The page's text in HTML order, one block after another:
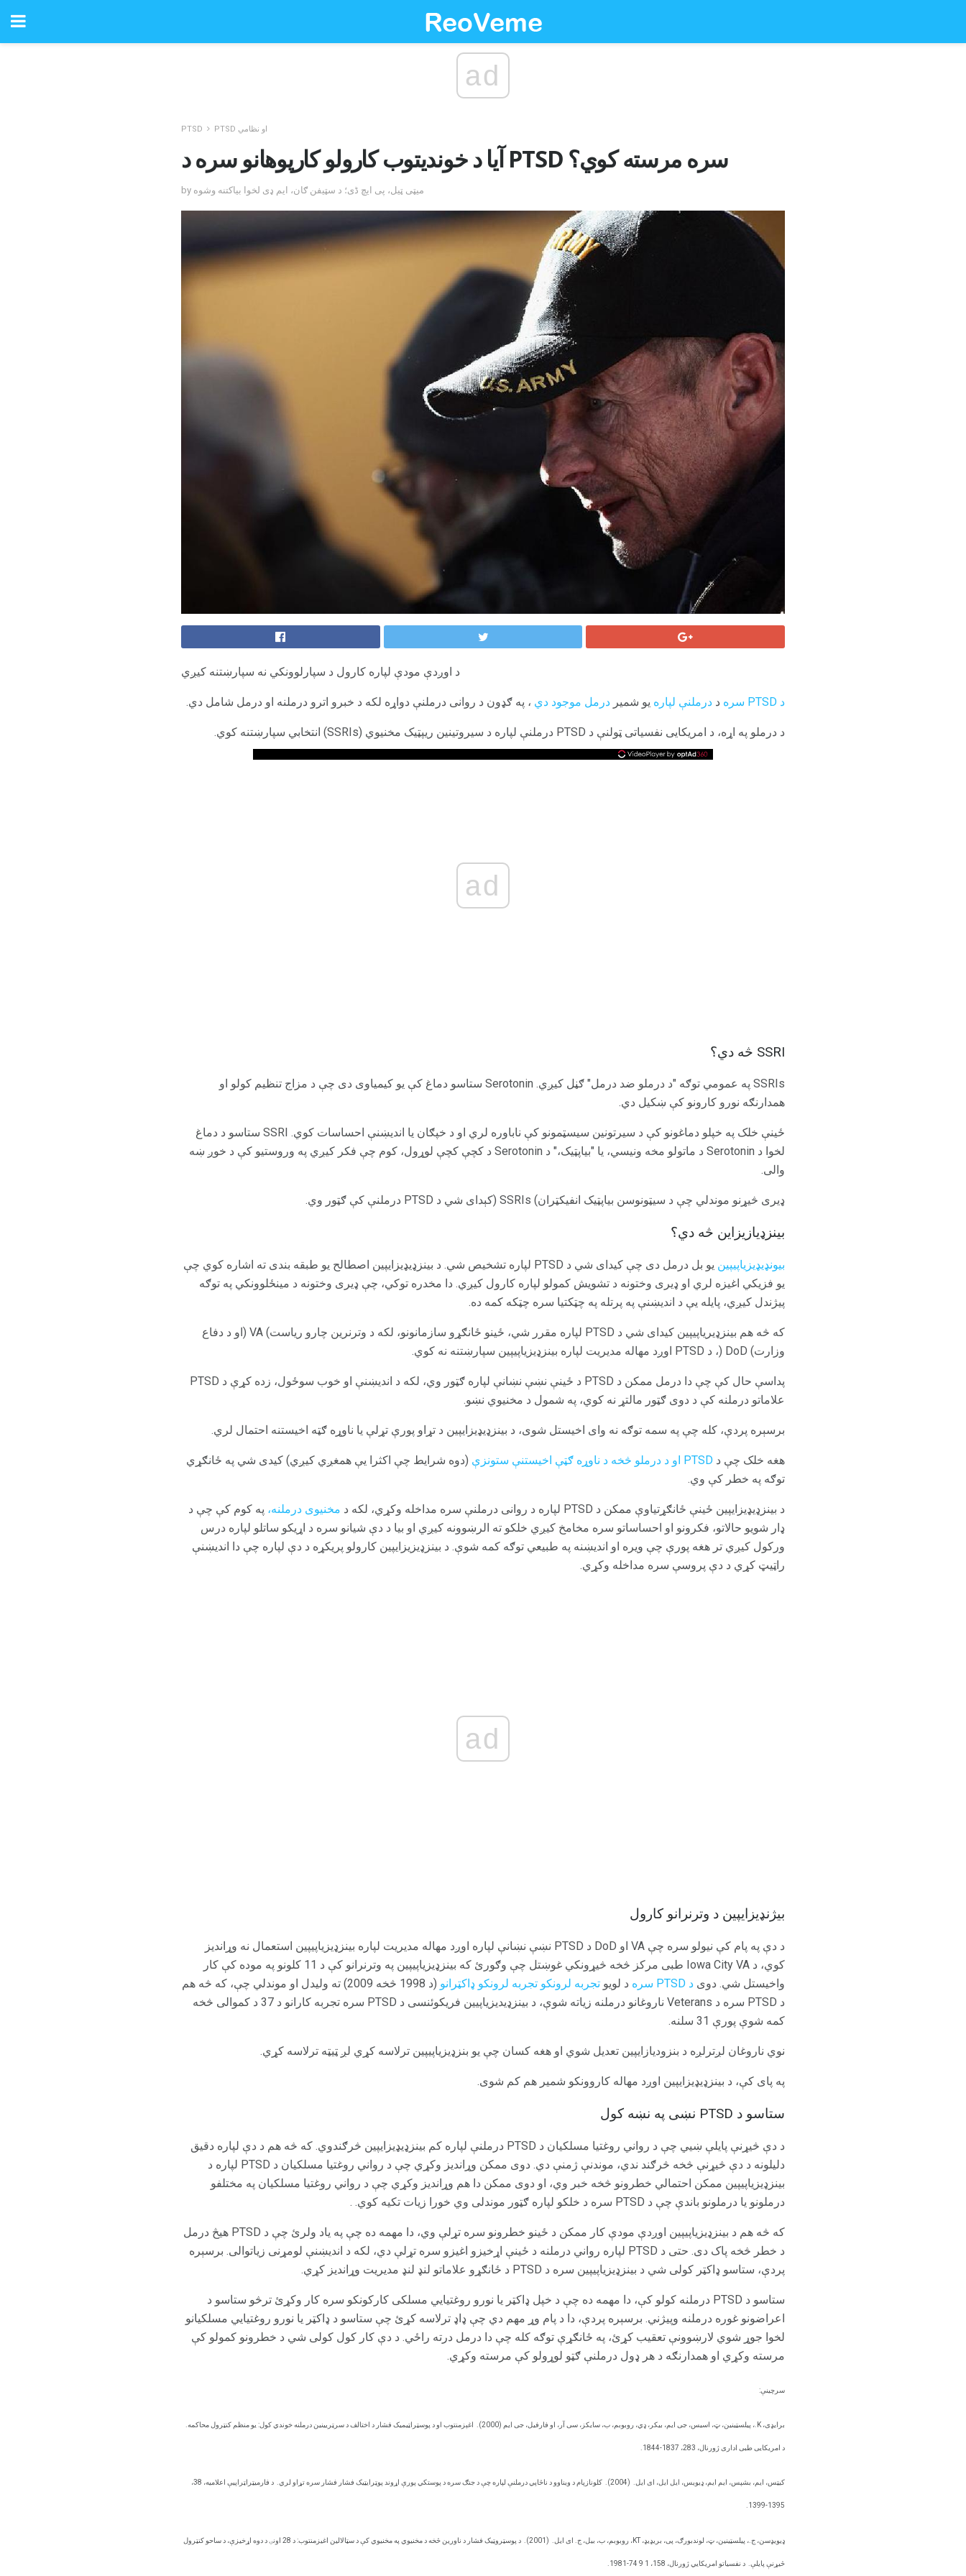
ad
PTSD PTSD او نظامي
آیا د خوندیتوب کارولو کارپوهانو سره د PTSD سره مرسته کوي؟
by میټی ټیل، پی ایچ ڈی؛ د سټیفن ګان، ایم ډی لخوا بیاکتنه وشوه
د اوږدې مودې لپاره کارول د سپارلوونکي نه سپارښتنه کیږي
د PTSD سره د درملنې لپاره یو شمیر درمل موجود دي ، په ګډون د روانی درملنې دواړه لکه د خبرو اترو درملنه او درمل شامل دي.
د درملو په اړه، د امریکایی نفسیاتی ټولنې د PTSD درملنې لپاره د سیروتینین ریپټیک مخنیوي (SSRIs) انتخابي سپارښتنه کوي.
ad
SSRI څه دي؟
SSRIs په عمومي توګه "د درملو ضد درمل" ګڼل کیږي. Serotonin ستاسو دماغ کې یو کیمیاوی دی چې د مزاج تنظیم کولو او
همدارنګه نورو کارونو کې ښکیل دي.
ځینې ​​خلک په خپلو دماغونو کې د سیرتونین سیسټمونو کې ناباوره لري او د خپګان یا اندیښنې احساسات کوي. SSRI ستاسو د دماغ
لخوا د Serotonin د ماتولو مخه ونیسي، یا "بیاپټیک،" د Serotonin د کچې کچې لوړول، کوم چې فکر کیږي په وروستیو کې د خوږ ښه
والی.
ډیری څیړنو موندلي چې د سیټونوسن بیاپټیک انفیکټران) SSRIs (کېدای شي د PTSD درملنې کې ګټور وي.
بينزډيازيزاين څه دي؟
بیونډیډیزیاپیپین
یو بل درمل دی چې کیدای شي د PTSD لپاره تشخیص شي. د بینزډیډیزایپین اصطالح یو طبقه بندی ته اشاره کوي چې
یو فزیکي اغیزه لري او ډیری وختونه د تشویش کمولو لپاره کارول کیږي. دا مخدره توکي، چې ډیری وختونه د مینځلوونکي په توګه
پیژندل کیږي، پایله یې د اندیښنې په پرتله په چټکتیا سره چټکه کمه ده.
که څه هم بینزډیریاپیپین کیدای شي د PTSD لپاره مقرر شي، ځینو ځانګړو سازمانونو، لکه د وترنرین چارو ریاست) VA (او د دفاع
وزارت) DoD (، د PTSD اوږد مهاله مدیریت لپاره بینزډیزیاپیپین سپارښتنه نه کوي.
پداسې حال کې چې دا درمل ممکن د PTSD د ځینې نښې نښانې لپاره ګټور وي، لکه د اندیښنې او خوب سوځول، زده کړې د PTSD
علاماتو درملنه کې د دوی ګټور مالتړ نه کوي، په شمول د مخنیوي نښو.
برسېره پردې، کله چې په سمه توګه نه وای اخیستل شوی، د بینزډیډیزایپین د تړاو پورې تړلې یا ناوړه ګټه اخیستنه احتمال لري.
هغه خلک چې د PTSD او د درملو څخه د ناوړه ګټې اخیستنې ستونزې
(دوه شرایط چې اکثرا یې همغږي کیږي) کیدی شي په ځانګړي
توګه په خطر کې وي.
د بینزډیډیزایپین ځینې ځانګړتیاوې ممکن د PTSD لپاره د روانی درملنې سره مداخله وکړي، لکه د مخنیوی درملنه، په کوم کې چې د
ډار شویو حالاتو، فکرونو او احساساتو سره مخامخ کیږي خلکو ته الرښوونه کیږي او بیا د دې شیانو سره د اړیکو ساتلو لپاره درس
ورکول کیږي تر هغه پورې چې ویره او اندیښنه په طبیعي توګه کمه شوې. د بینزډیزیزایپین کارولو پریکړه د دې لپاره چې دا اندیښنې
راټیټ کړي د دې پروسې سره مداخله وکړي.
ad
بیژنډیزایپین د وترنرانو کارول
د دې په پام کې نیولو سره چې VA او DoD د PTSD نښې نښانې لپاره اوږد مهاله مدیریت لپاره بینزډیزیاپیپین استعمال نه وړاندیز
کوي، د Iowa City VA طبی مرکز څخه څیړونکي غوښتل چې وګورئ که بینزډیزیاپیپین په وترنرانو کې د 11 کلونو په موده کې کار
واخیستل شي. دوی د PTSD سره د لویو تجربه لرونکو تجربه لرونکو ډاکټرانو
(د 1998 څخه 2009) ته ولیدل او موندلي چې، که څه هم
د PTSD سره د Veterans ناروغانو درملنه زیاته شوې، د بینزډیدیزیاپیین فریکوئنسی د PTSD سره تجربه کارانو د 37 د کموالی څخه
کمه شوې پورې 31 سلنه.
نوي ناروغان لږترلږه د بنزودیازایپین تعدیل شوي او هغه کسان چې یو بنزډیزیاپیپین ترلاسه کړي لږ ټیټه ترلاسه کړي.
په پای کې، د بینزډیډیزایپین اوږد مهاله کاروونکو شمیر هم کم شوی.
ستاسو د PTSD نښی په نښه کول
د دې څیړنې پایلې ښیي چې د رواني روغتیا مسلکیان د PTSD درملنې لپاره کم بینزډیډیزایپین څرګندوي. که څه هم د دې لپاره دقیق
دليلونه د دې څیړنې څخه څرګند ندي، موندنې ژمنې دي. دوی ممکن وړاندیز وکړي چې د رواني روغتیا مسلکیان د PTSD لپاره د
بینزډیزیاپیپین ممکن احتمالي خطرونو څخه خبر وي، او دوی ممکن دا هم وړاندیز وکړي چې د رواني روغتیا مسلکیان په مختلفو
درملونو یا درملونو باندې چې د PTSD سره د خلکو لپاره ګټور موندلی وي خورا زیات تکیه کوي. .
که څه هم د بینزډیزیاپیپین اوږدې مودې کار ممکن د ځینو خطرونو سره تړلې وي، دا مهمه ده چې په یاد ولرئ چې د PTSD هیڅ درمل
د خطر څخه پاک دی. حتی د PTSD لپاره رواني درملنه د ځینې اړخیزو اغیزو سره تړلې دي، لکه د اندیښنې لومړنی زیاتوالی. برسېره
پردې، ستاسو ډاکټر کولی شي د بینزډیزیاپیپین سره د PTSD د ځانګړو علاماتو لنډ لنډ مدیریت وړاندیز کړي.
ستاسو د PTSD درملنه کولو کې، دا مهمه ده چې د خپل ډاکټر یا نورو روغتیایي مسلکی کارکونکو سره کار وکړئ ترڅو ستاسو د
اعراضونو غوره درملنه وپیژني. برسېره پردې، دا د پام وړ مهم دي چې ډاډ ترلاسه کړئ چې ستاسو د ډاکټر یا نورو روغتیایي مسلکیانو
لخوا جوړ شوي لارښوونې تعقیب کړئ، په ځانګړې توګه کله چې دا درمل درته راځي. د دې کار کول کولی شي د خطرونو کمولو کې
مرسته وکړي او همدارنګه د هر ډول درملنې ګټو لوړولو کې مرسته وکړي.
سرچینې:
برایډی، K.، پیلسټینین، ټ، اسیس، جی ایم، بیکر، ډي، روبوبم، ب، سایکز، سی آر، او فارفیل، جی ایم (2000). اغېزمنتوب او د پوسټراټیمیک فشار د اختالف د سرټریینین درملنه خوندي کول: یو منظم کنټرول محاکمه.
د امریکایی طبی اداری ژورنال، 283، 1837-1844.
کیټس، ایم، بشپس، ایم ایم، ډیویس، ایل ایل، ای ایل. (2004). کلونازپام د ویناوو د ناڅاپي درملنې لپاره چې د جنګ سره د پوستکي پورې اړوند پوټرایټیک فشار فشار سره تړاو لري. د فارمیټراټراپیې اعلامیه، 38،
1395-1399.
ډیویډسن، ج.، پیلسټینین، ټ، لوندبورګ، پی، بریډیډ، KT، روبوبم، ب، بیل، ج. ای ایل. (2001). د پوسټروټیک فشار د ناورین څخه د مخنیوي په مخنیوي کې د سټالالین اغیزمنتوب: د 28 اونۍ د دوه اړخیزې، د ساحو کنټرول
څیړنې پایلې. د نفسیاتو امریکایي ژورنال، 158، 1 9 74-1981.